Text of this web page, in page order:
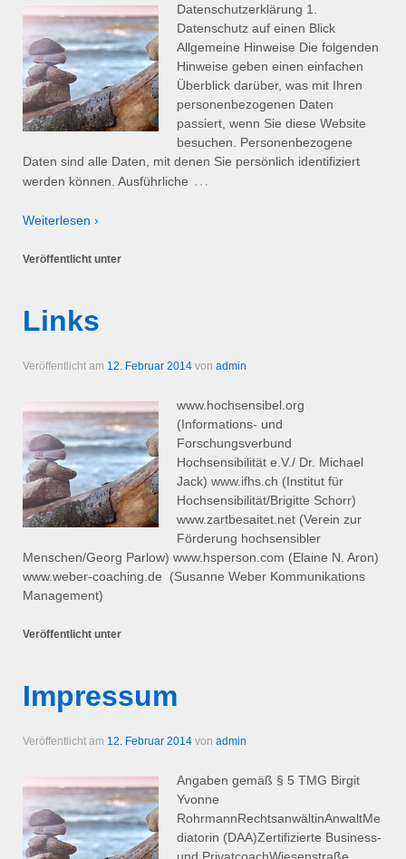
Datenschutz­erklärung 1.
Datenschutz auf einen Blick
Allgemeine Hinweise Die folgenden
Hinweise geben einen einfachen
Überblick darüber, was mit Ihren
personenbezogenen Daten
passiert, wenn Sie diese Website
besuchen. Personenbezogene
Daten sind alle Daten, mit denen Sie persönlich identifiziert
werden können. Ausführliche …
Weiterlesen ›
Veröffentlicht unter
Links
Veröffentlicht am 12. Februar 2014 von admin
www.hochsensibel.org
(Informations- und
Forschungsverbund
Hochsensibilität e.V./ Dr. Michael
Jack) www.ifhs.ch (Institut für
Hochsensibilität/Brigitte Schorr)
www.zartbesaitet.net (Verein zur
Förderung hochsensibler
Menschen/Georg Parlow) www.hsperson.com (Elaine N. Aron)
www.weber-coaching.de (Susanne Weber Kommunikations
Management)
Veröffentlicht unter
Impressum
Veröffentlicht am 12. Februar 2014 von admin
Angaben gemäß § 5 TMG Birgit
Yvonne
RohrmannRechtsanwältinAnwaltMe
diatorin (DAA)Zertifizierte Business-